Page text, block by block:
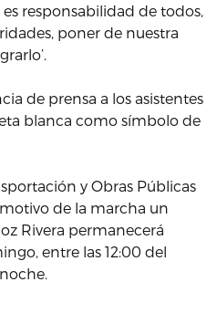
responsabilidad de todos,
poner de nuestra
de prensa a los asistentes
blanca como símbolo de
y Obras Públicas
de la marcha un
Rivera permanecerá
entre las 12:00 del